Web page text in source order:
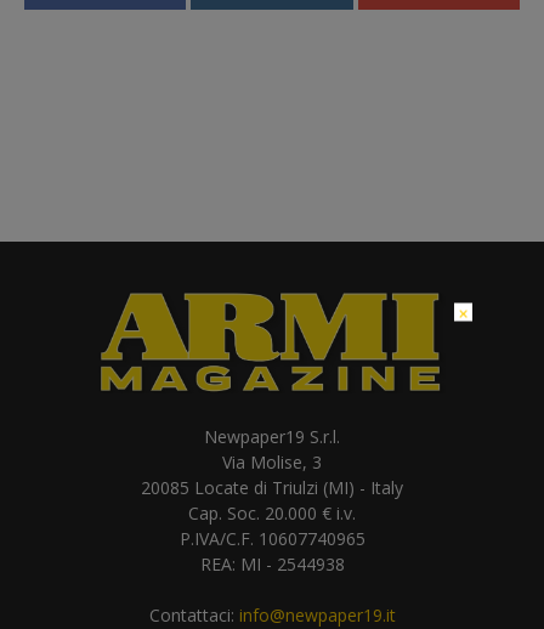
Newpaper19 S.r.l.
Via Molise, 3
20085 Locate di Triulzi (MI) - Italy
Cap. Soc. 20.000 € i.v.
P.IVA/C.F. 10607740965
REA: MI - 2544938
Contattaci: info@newpaper19.it
×